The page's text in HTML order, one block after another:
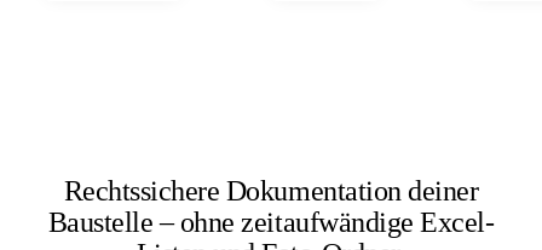
Rechtssichere Dokumentation deiner
Baustelle– ohne zeitaufwändige Excel-